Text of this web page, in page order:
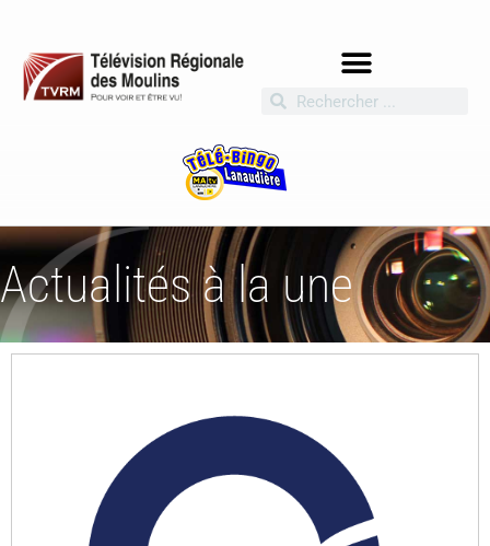
Actualités à la une